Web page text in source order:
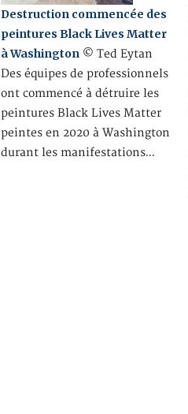
Destruction commencée des
peintures Black Lives Matter
à Washington © Ted Eytan
Des équipes de professionnels
ont commencé à détruire les
peintures Black Lives Matter
peintes en 2020 à Washington
durant les manifestations…